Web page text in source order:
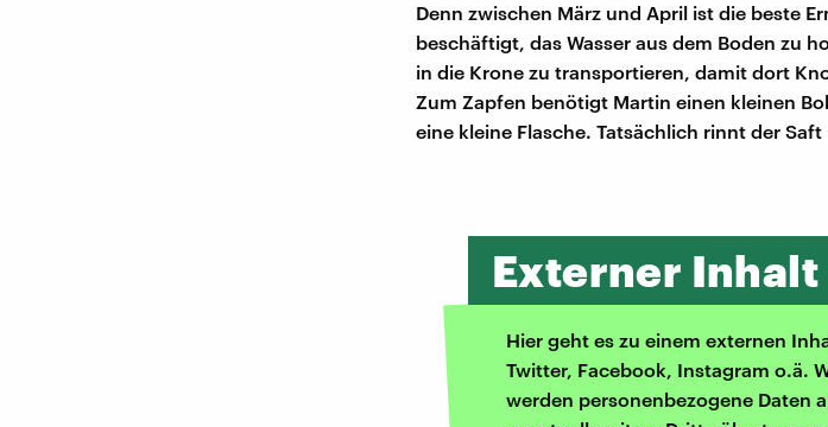
Denn zwischen März und April ist die beste
beschäftigt, das Wasser aus dem Boden zu
in die Krone zu transportieren, damit dort
Zum Zapfen benötigt Martin einen kleinen
eine kleine Flasche. Tatsächlich rinnt der
Externer Inhalt
Hier geht es zu einem externen
Twitter, Facebook, Instagram o.ä.
werden personenbezogene Daten